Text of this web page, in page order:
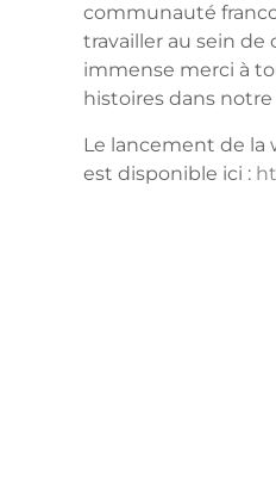
communauté
travailler au sein
immense merci à
histoires dans
Le lancement de la
est disponible ici :